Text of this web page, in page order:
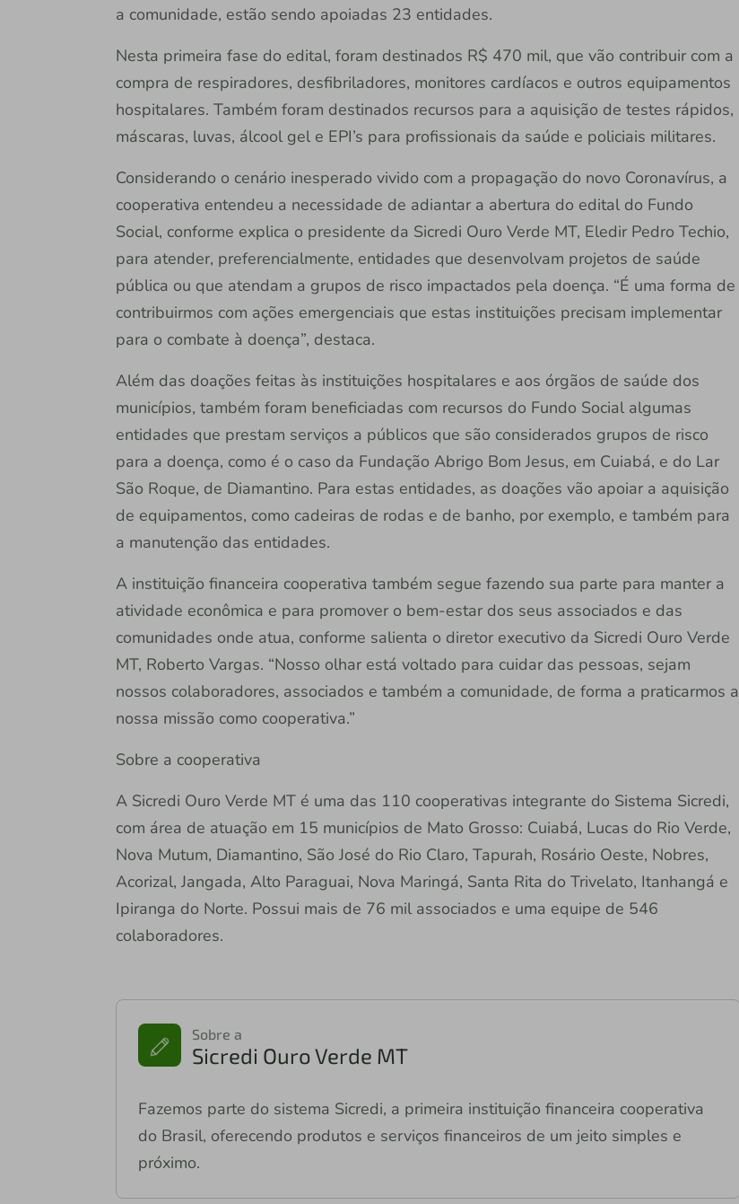
a comunidade, estão sendo apoiadas 23 entidades.
Nesta primeira fase do edital, foram destinados R$ 470 mil, que vão contribuir com a
compra de respiradores, desfibriladores, monitores cardíacos e outros equipamentos
hospitalares. Também foram destinados recursos para a aquisição de testes rápidos,
máscaras, luvas, álcool gel e EPI’s para profissionais da saúde e policiais militares.
Considerando o cenário inesperado vivido com a propagação do novo Coronavírus, a
cooperativa entendeu a necessidade de adiantar a abertura do edital do Fundo
Social, conforme explica o presidente da Sicredi Ouro Verde MT, Eledir Pedro Techio,
para atender, preferencialmente, entidades que desenvolvam projetos de saúde
pública ou que atendam a grupos de risco impactados pela doença. “É uma forma de
contribuirmos com ações emergenciais que estas instituições precisam implementar
para o combate à doença”, destaca.
Além das doações feitas às instituições hospitalares e aos órgãos de saúde dos
municípios, também foram beneficiadas com recursos do Fundo Social algumas
entidades que prestam serviços a públicos que são considerados grupos de risco
para a doença, como é o caso da Fundação Abrigo Bom Jesus, em Cuiabá, e do Lar
São Roque, de Diamantino. Para estas entidades, as doações vão apoiar a aquisição
de equipamentos, como cadeiras de rodas e de banho, por exemplo, e também para
a manutenção das entidades.
A instituição financeira cooperativa também segue fazendo sua parte para manter a
atividade econômica e para promover o bem-estar dos seus associados e das
comunidades onde atua, conforme salienta o diretor executivo da Sicredi Ouro Verde
MT, Roberto Vargas. “Nosso olhar está voltado para cuidar das pessoas, sejam
nossos colaboradores, associados e também a comunidade, de forma a praticarmos a
nossa missão como cooperativa.”
Sobre a cooperativa
A Sicredi Ouro Verde MT é uma das 110 cooperativas integrante do Sistema Sicredi,
com área de atuação em 15 municípios de Mato Grosso: Cuiabá, Lucas do Rio Verde,
Nova Mutum, Diamantino, São José do Rio Claro, Tapurah, Rosário Oeste, Nobres,
Acorizal, Jangada, Alto Paraguai, Nova Maringá, Santa Rita do Trivelato, Itanhangá e
Ipiranga do Norte. Possui mais de 76 mil associados e uma equipe de 546
colaboradores.
Sobre a
Sicredi Ouro Verde MT
Fazemos parte do sistema Sicredi, a primeira instituição financeira cooperativa
do Brasil, oferecendo produtos e serviços financeiros de um jeito simples e
próximo.